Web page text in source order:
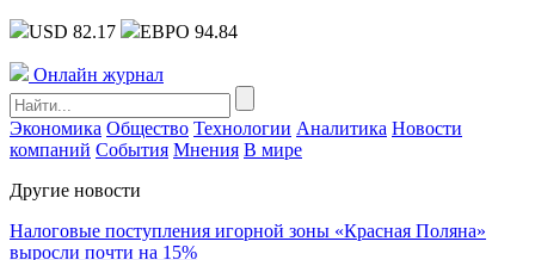
USD 82.17 ЕВРО 94.84
Онлайн журнал
Экономика Общество Технологии Аналитика Новости
компаний События Мнения В мире
Другие новости
Налоговые поступления игорной зоны «Красная Поляна»
выросли почти на 15%